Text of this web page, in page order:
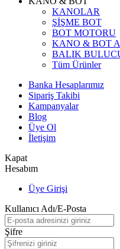
KANOLAR
ŞİŞME BOT
BOT MOTORU
KANO & BOT
BALIK
Tüm Ürünler
Banka Hesaplarımız
Sipariş Takibi
Kampanyalar
Blog
Üye Ol
İletişim
Kapat
Hesabım
Üye Girişi
Kullanıcı Adı/E-Posta
Şifre